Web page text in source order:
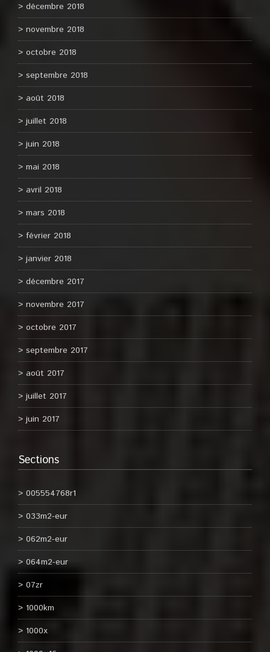
décembre 2018
novembre 2018
octobre 2018
septembre 2018
août 2018
juillet 2018
juin 2018
mai 2018
avril 2018
mars 2018
février 2018
janvier 2018
décembre 2017
novembre 2017
octobre 2017
septembre 2017
août 2017
juillet 2017
juin 2017
Sections
005554768r1
033m2-eur
062m2-eur
064m2-eur
07zr
1000km
1000x